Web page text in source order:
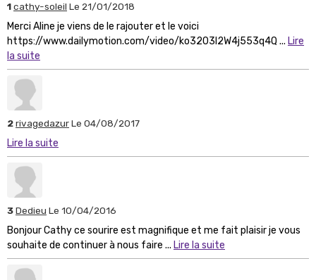
1cathy-soleil Le 21/01/2018
Merci Aline je viens de le rajouter et le voici
https://www.dailymotion.com/video/ko3203l2W4j553q4Q ... Lire
la suite
2rivagedazurLe 04/08/2017
Lire la suite
3Dedieu Le 10/04/2016
Bonjour Cathy ce sourire est magnifique et me fait plaisir je vous
souhaite de continuer à nous faire ... Lire la suite